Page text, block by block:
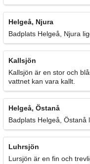
Helgeå, Njura
Badplats Helgeå, Njura
Kallsjön
Kallsjön är en stor och
vattnet kan vara kallt.
Helgeå, Östanå
Badplats Helgeå, Östanå
Luhrsjön
Lursjön är en fin och